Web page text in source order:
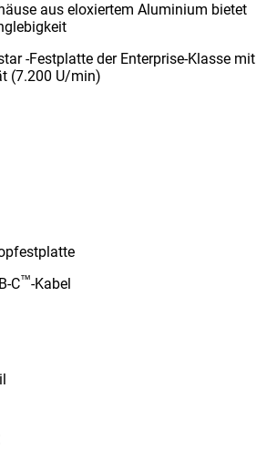
aus eloxiertem Aluminium bietet
-Festplatte der Enterprise-Klasse mit
(7.200 U/min)
C™-Kabel